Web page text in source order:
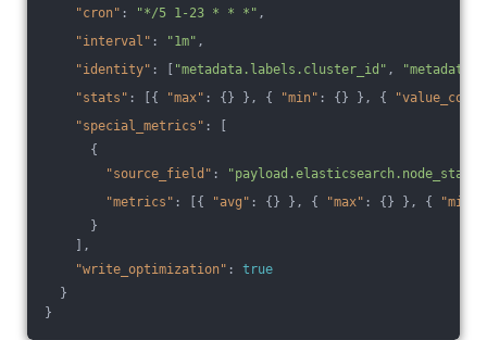
"cron" : "*/5 1-23 * * *" ,
"interval" : "1m" ,
"identity" : [ "metadata.labels.cluster_id" ,
"stats" : [{ "max" : {} }, { "min" : {} }, {
"special_metrics" : [
{
"source_field" :
"metrics" : [{ "avg" : {} }, { "max" : {} }, { "min"
}
],
"write_optimization" : true
}
}